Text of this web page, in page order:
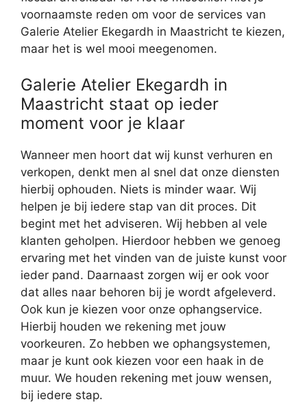
voornaamste reden om voor de services van
Galerie Atelier Ekegardh in Maastricht te kiezen,
maar het is wel mooi meegenomen.
Galerie Atelier Ekegardh in
Maastricht staat op ieder
moment voor je klaar
Wanneer men hoort dat wij kunst verhuren en
verkopen, denkt men al snel dat onze diensten
hierbij ophouden. Niets is minder waar. Wij
helpen je bij iedere stap van dit proces. Dit
begint met het adviseren. Wij hebben al vele
klanten geholpen. Hierdoor hebben we genoeg
ervaring met het vinden van de juiste kunst voor
ieder pand. Daarnaast zorgen wij er ook voor
dat alles naar behoren bij je wordt afgeleverd.
Ook kun je kiezen voor onze ophangservice.
Hierbij houden we rekening met jouw
voorkeuren. Zo hebben we ophangsystemen,
maar je kunt ook kiezen voor een haak in de
muur. We houden rekening met jouw wensen,
bij iedere stap.